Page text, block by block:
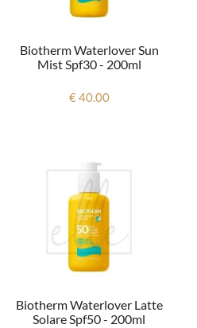
Biotherm Waterlover Sun
Mist Spf30 - 200ml
€ 40.00
Biotherm Waterlover Latte
Solare Spf50 - 200ml